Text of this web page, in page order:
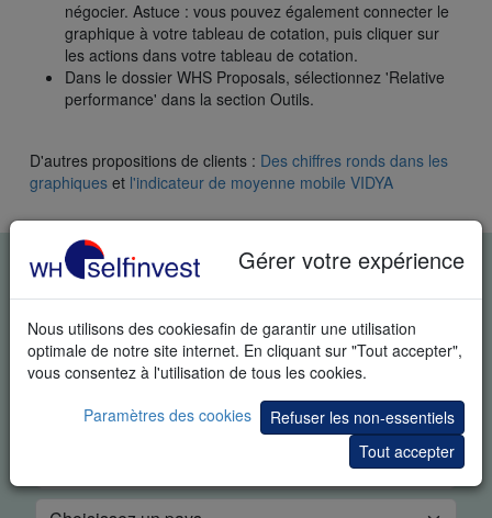
négocier. Astuce : vous pouvez également connecter le
graphique à votre tableau de cotation, puis cliquer sur
les actions dans votre tableau de cotation.
Dans le dossier WHS Proposals, sélectionnez 'Relative
performance' dans la section Outils.
D'autres propositions de clients : Des chiffres ronds dans les
graphiques et l'indicateur de moyenne mobile VIDYA
Gérer votre expérience
Nous utilisons des cookiesafin de garantir une utilisation
optimale de notre site internet. En cliquant sur "Tout accepter",
vous consentez à l'utilisation de tous les cookies.
Paramètres des cookies
Refuser les non-essentiels
Tout accepter
DÉMO GRATUITE EN TEMPS
RÉEL